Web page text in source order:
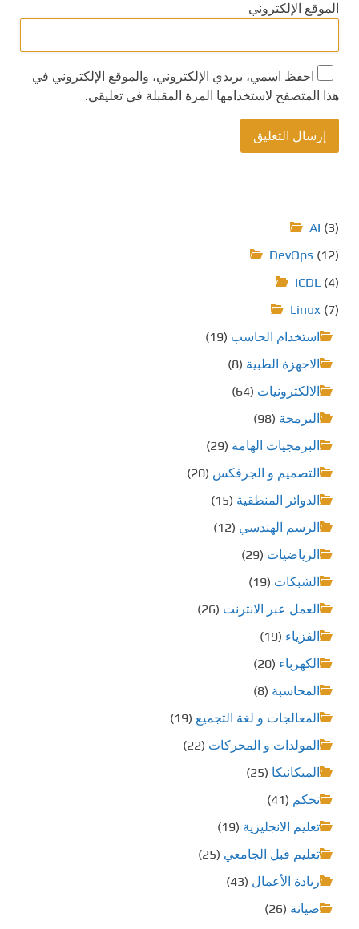
الموقع الإلكتروني
احفظ اسمي، بريدي الإلكتروني، والموقع الإلكتروني في
هذا المتصفح لاستخدامها المرة المقبلة في تعليقي.
AI (3)
DevOps (12)
ICDL (4)
Linux (7)
استخدام الحاسب (19)
الاجهزة الطبية (8)
الالكترونيات (64)
البرمجة (98)
البرمجيات الهامة (29)
التصميم و الجرفكس (20)
الدوائر المنطقية (15)
الرسم الهندسي (12)
الرياضيات (29)
الشبكات (19)
العمل عبر الانترنت (26)
الفزياء (19)
الكهرباء (20)
المحاسبة (8)
المعالجات و لغة التجميع (19)
المولدات و المحركات (22)
الميكانيكا (25)
تحكم (41)
تعليم الانجليزية (19)
تعليم قبل الجامعي (25)
ريادة الأعمال (43)
صيانة (26)